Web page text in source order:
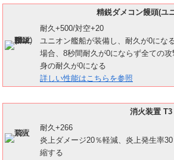
精鋭ダメコン饅頭(ユ
耐久+500/対空+20
ユニオン艦船が装備し、耐久が0にな
場合、8秒間耐久が0にならず全ての
身の耐久が0になる
詳しい性能はこちらを参照
消火装置 T3
耐久+266
炎上ダメージ20％軽減、炎上発生率
縮する